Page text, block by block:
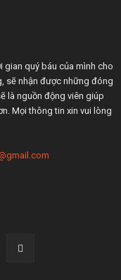
gian quý báu của mình cho
sẽ nhận được những đóng
là nguồn động viên giúp
Mọi thông tin xin vui lòng